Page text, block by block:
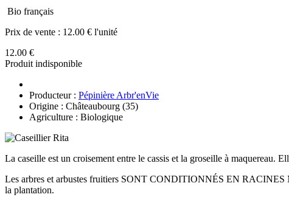
Bio français
Prix de vente : 12.00 € l'unité
12.00 €
Produit indisponible
Producteur : Pépinière Arbr'enVie
Origine : Châteaubourg (35)
Agriculture : Biologique
La caseille est un croisement entre le cassis et la groseille à maquereau.
Les arbres et arbustes fruitiers SONT CONDITIONNÉS EN
la plantation.